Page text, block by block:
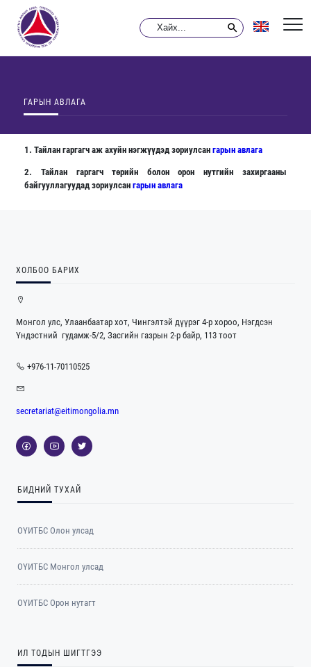
ГАРЫН АВЛАГА
1. Тайлан гаргагч аж ахуйн нэгжүүдэд зориулсангарын авлага
2. Тайлан гаргагч төрийн болон орон нутгийн захиргааны
байгууллагуудад зориулсангарын авлага
ХОЛБОО БАРИХ
Монгол улс, Улаанбаатар хот, Чингэлтэй дүүрэг 4-р хороо, Нэгдсэн
Үндэстний гудамж-5/2, Засгийн газрын 2-р байр, 113 тоот
+976-11-70110525
secretariat@eitimongolia.mn
БИДНИЙ ТУХАЙ
ОҮИТБС Олон улсад
ОYИТБС Монгол улсад
ОYИТБС Орон нутагт
ИЛ ТОДЫН ШИГТГЭЭ